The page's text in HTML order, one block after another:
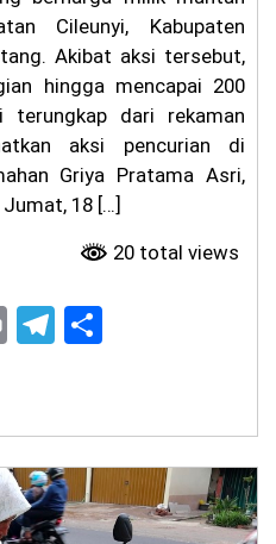
Cileunyi, Kabupaten
Akibat aksi tersebut,
hingga mencapai 200
terungkap dari rekaman
aksi pencurian di
Griya Pratama Asri,
18 […]
20 total views
Pr
in
T
el
gr
a
m
e